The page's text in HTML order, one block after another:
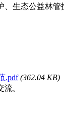
生态公益林管
.pdf (362.04 KB)
。